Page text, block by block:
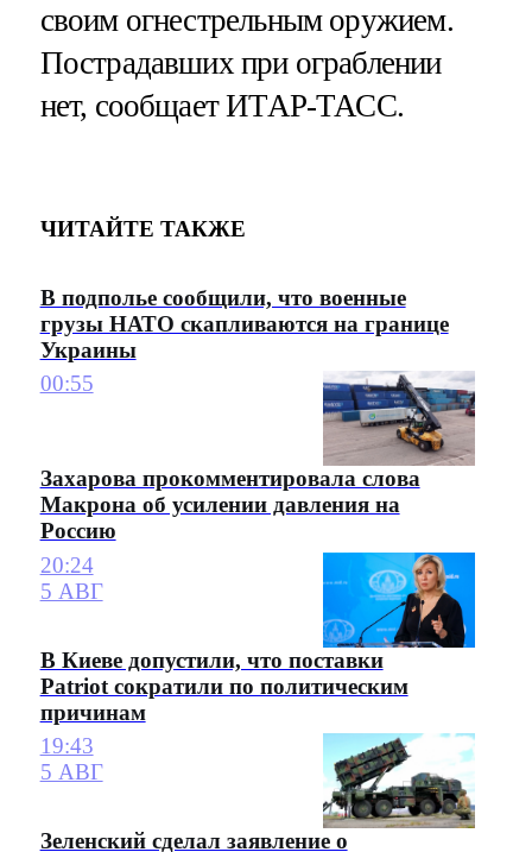
своим огнестрельным оружием.
Пострадавших при ограблении
нет, сообщает ИТАР-ТАСС.
ЧИТАЙТЕ ТАКЖЕ
В подполье сообщили, что военные
грузы НАТО скапливаются на границе
Украины
00:55
Захарова прокомментировала слова
Макрона об усилении давления на
Россию
20:24
5 АВГ
В Киеве допустили, что поставки
Patriot сократили по политическим
причинам
19:43
5 АВГ
Зеленский сделал заявление о